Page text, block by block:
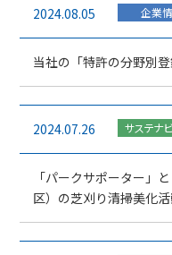
2024.08.05 企業
当社の「特許の分野別
2024.07.26 サステナ
「パークサポーター」
区）の芝刈り清掃美化